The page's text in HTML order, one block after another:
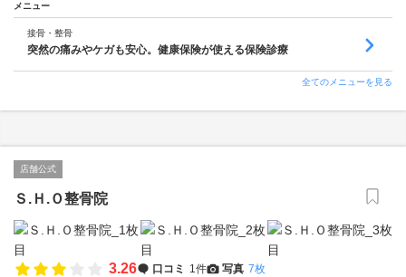
メニュー
接骨・整骨
突然の痛みやケガも安心。健康保険が使える保険診療
全てのメニューを見る
店舗公式
Ｓ.Ｈ.Ｏ整骨院
3.26 口コミ 1件 写真 7枚